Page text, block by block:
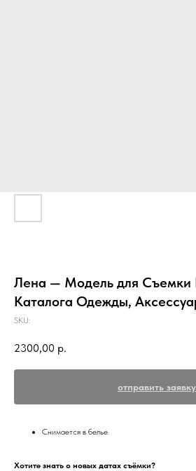
Лена — Модель для Съемки
Каталога Одежды,
SKU:
2300,00 р.
отправить заявку
Снимается в белье
Хотите знать о новых датах съёмки?